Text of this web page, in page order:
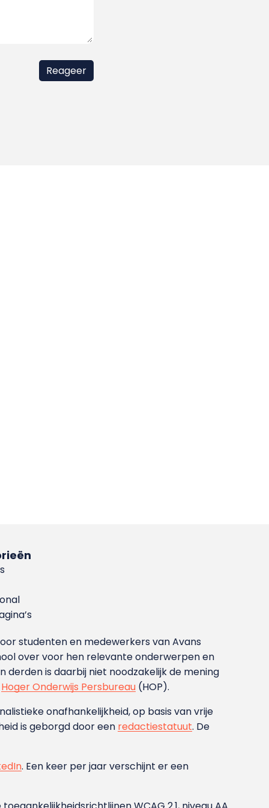
studenten en medewerkers van Avans
over voor hen relevante onderwerpen en
is daarbij niet noodzakelijk de mening
Hoger Onderwijs Persbureau (HOP).
onafhankelijkheid, op basis van vrije
is geborgd door een redactiestatuut. De
. Een keer per jaar verschijnt er een